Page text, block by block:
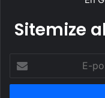
Sitemize
posta
adresinizi